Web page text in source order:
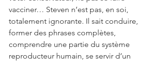
vacciner… Steven n’est pas, en soi,
totalement ignorante. Il sait conduire,
former des phrases complètes,
comprendre une partie du système
reproducteur humain, se servir d’un